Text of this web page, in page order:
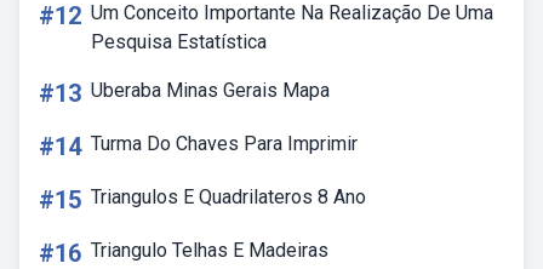
#12 Um Conceito Importante Na Realização De Uma
Pesquisa Estatística
#13 Uberaba Minas Gerais Mapa
#14 Turma Do Chaves Para Imprimir
#15 Triangulos E Quadrilateros 8 Ano
#16 Triangulo Telhas E Madeiras